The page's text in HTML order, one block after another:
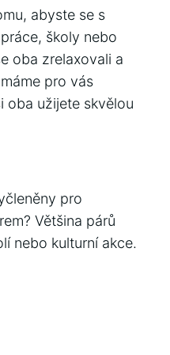
abyste se s
školy nebo
oba zrelaxovali a
pro vás
oba užijete skvělou
pro
Většina párů
nebo kulturní akce.